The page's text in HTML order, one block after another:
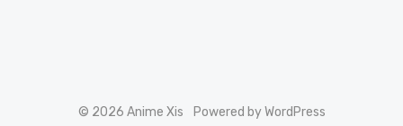
© 2026 Anime Xis Powered by WordPress